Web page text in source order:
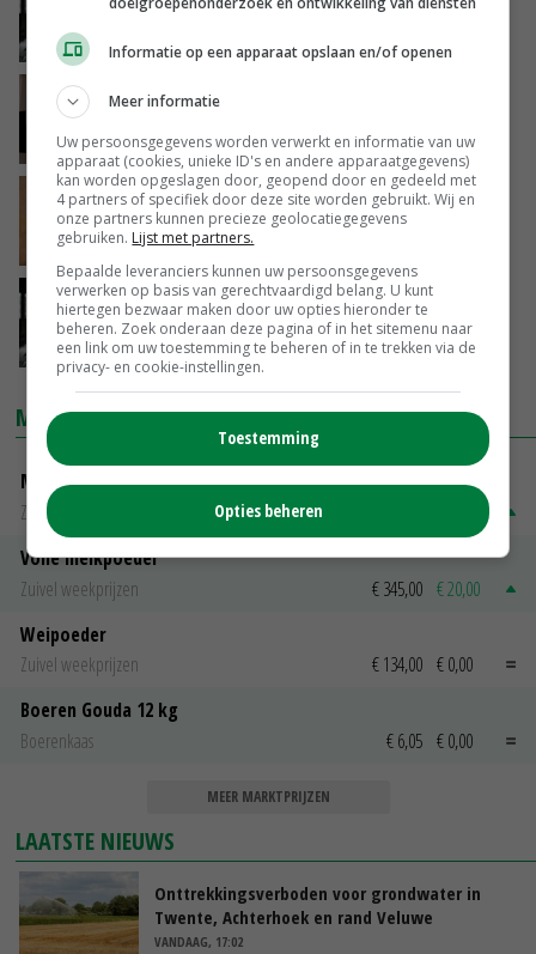
stabiliseert
18-11-2024
Varkensdierenarts Marrina Schuttert geëerd
15-10-2024
Antibioticaresistentie bij gespeende biggen
in Denemarken neemt toe
24-09-2024
Antibioticagebruik in dierhouderij 76,4
procent lager dan in 2009
14-06-2024
MARKTPRIJZEN
Magere melkpoeder
Zuivel weekprijzen
Volle melkpoeder
Zuivel weekprijzen
€ 345,00 € 20,00
Weipoeder
Zuivel weekprijzen
€ 134,00 € 0,00
Boeren Gouda 12 kg
Boerenkaas
€ 6,05 € 0,00
MEER MARKTPRIJZEN
LAATSTE NIEUWS
Onttrekkingsverboden voor grondwater in
Twente, Achterhoek en rand Veluwe
VANDAAG, 17:02
Informatie op een apparaat opslaan en/of openen
Meer informatie
Uw persoonsgegevens worden verwerkt en informatie van uw
apparaat (cookies, unieke ID's en andere apparaatgegevens)
kan worden opgeslagen door, geopend door en gedeeld met
4 partners of specifiek door deze site worden gebruikt. Wij en
onze partners kunnen precieze geolocatiegegevens
gebruiken. Lijst met partners.
Bepaalde leveranciers kunnen uw persoonsgegevens
verwerken op basis van gerechtvaardigd belang. U kunt
hiertegen bezwaar maken door uw opties hieronder te
beheren. Zoek onderaan deze pagina of in het sitemenu naar
een link om uw toestemming te beheren of in te trekken via de
privacy- en cookie-instellingen.
Toestemming
Opties beheren